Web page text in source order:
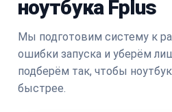
ноутбука Fplus
Мы подготовим систему к
ошибки запуска и уберём
подберём так, чтобы
быстрее.